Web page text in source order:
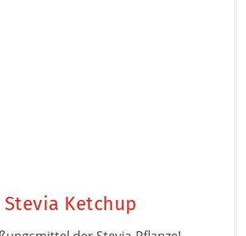
Stevia Ketchup